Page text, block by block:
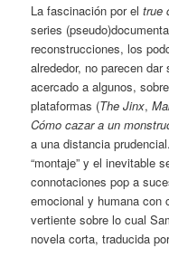
La fascinación por eltrue
series
reconstrucciones, los
alrededor, no parecen
acercado a algunos,
plataformas (The Jinx,
Cómo cazar a un
a una distancia
“montaje” y el inevitable
connotaciones pop a
emocional y humana con
vertiente sobre lo cual
novela corta, traducida